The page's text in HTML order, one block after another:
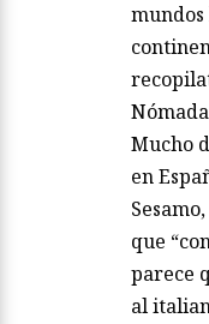
Mucho
en
que
parece
al